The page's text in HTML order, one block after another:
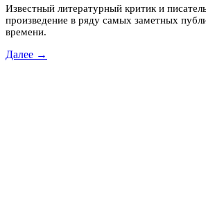
Известный литературный критик и
произведение в ряду самых заметных
времени.
Далее →